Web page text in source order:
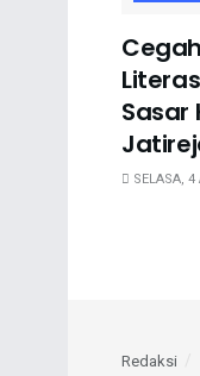
Sasar
SELASA,
Redaksi